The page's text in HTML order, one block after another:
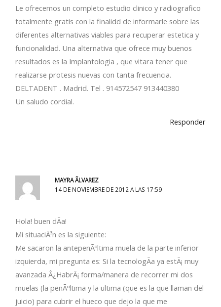
Le ofrecemos un completo estudio clinico y radiografico
totalmente gratis con la finalidd de informarle sobre las
diferentes alternativas viables para recuperar estetica y
funcionalidad. Una alternativa que ofrece muy buenos
resultados es la Implantologia , que vitara tener que
realizarse protesis nuevas con tanta frecuencia.
DELTADENT . Madrid. Tel . 914572547 913440380
Un saludo cordial.
Responder
MAYRA ÃLVAREZ
14 DE NOVIEMBRE DE 2012 A LAS 17:59
Hola! buen dÃ­a!
Mi situaciÃ³n es la siguiente:
Me sacaron la antepenÃºltima muela de la parte inferior
izquierda, mi pregunta es: Si la tecnologÃ­a ya estÃ¡ muy
avanzada Â¿HabrÃ¡ forma/manera de recorrer mi dos
muelas (la penÃºltima y la ultima (que es la que llaman del
juicio) para cubrir el hueco que dejo la que me